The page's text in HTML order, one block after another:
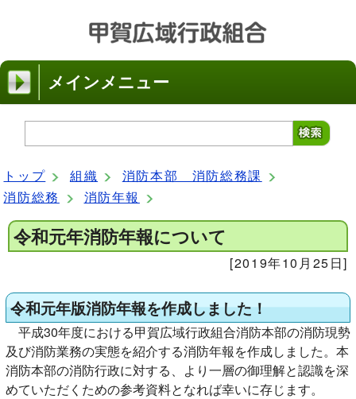
メインメニュー
トップ 組織
消防本部 消防総務課
消防総務
消防年報
令和元年消防年報について
[2019年10月25日]
令和元年版消防年報を作成しました！
平成30年度における甲賀広域行政組合消防本部の消防現勢
及び消防業務の実態を紹介する消防年報を作成しました。本
消防本部の消防行政に対する、より一層の御理解と認識を深
めていただくための参考資料となれば幸いに存じます。